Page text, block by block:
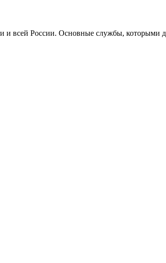
и всей России. Основные службы, которыми